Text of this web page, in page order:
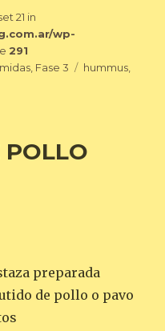
21 in
wp-
291
, Fase 3 Etiquetas
hummus,
POLLO
preparada
de pollo o pavo